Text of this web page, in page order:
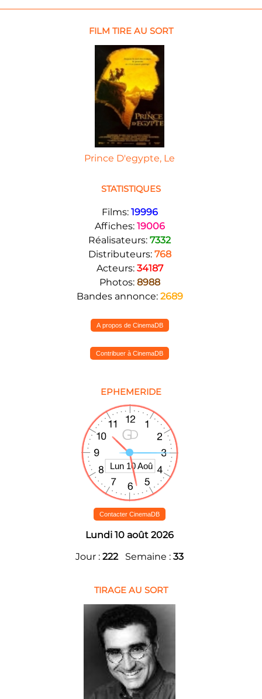
FILM TIRE AU SORT
Prince D'egypte, Le
STATISTIQUES
Films: 19996
Affiches: 19006
Réalisateurs: 7332
Distributeurs: 768
Acteurs: 34187
Photos: 8988
Bandes annonce: 2689
A propos de CinemaDB
Contribuer à CinemaDB
EPHEMERIDE
Contacter CinemaDB
Lundi 10 août 2026
Jour : 222Semaine : 33
TIRAGE AU SORT